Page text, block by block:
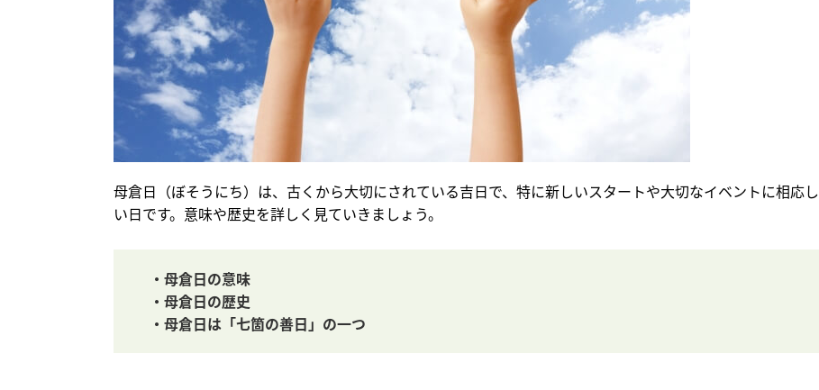
母倉日（ぼそうにち）は、古くから大切にされている吉日で、特に新しいスタートや大切なイベントに相応し
い日です。意味や歴史を詳しく見ていきましょう。
・母倉日の意味
・母倉日の歴史
・母倉日は「七箇の善日」の一つ